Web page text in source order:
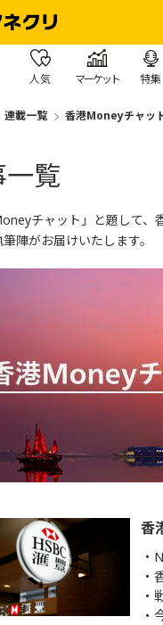
人気 マーケット 特集
連載一覧 香港Moneyチャッ
覧
チャット」と題して
陣がお届けいたします。
香